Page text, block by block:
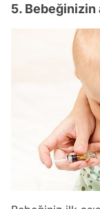
5. Bebeğinizin